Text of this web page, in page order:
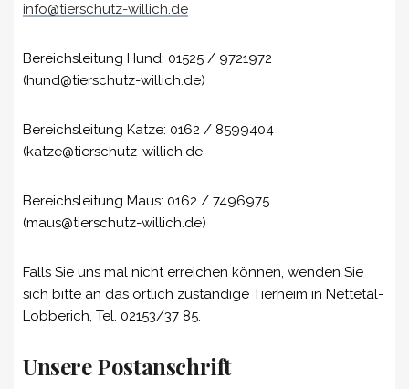
info@tierschutz-willich.de
Bereichsleitung Hund: 01525 / 9721972
(hund@tierschutz-willich.de)
Bereichsleitung Katze: 0162 / 8599404
(katze@tierschutz-willich.de
Bereichsleitung Maus: 0162 / 7496975
(maus@tierschutz-willich.de)
Falls Sie uns mal nicht erreichen können, wenden Sie
sich bitte an das örtlich zuständige Tierheim in Nettetal-
Lobberich, Tel. 02153/37 85.
Unsere Postanschrift